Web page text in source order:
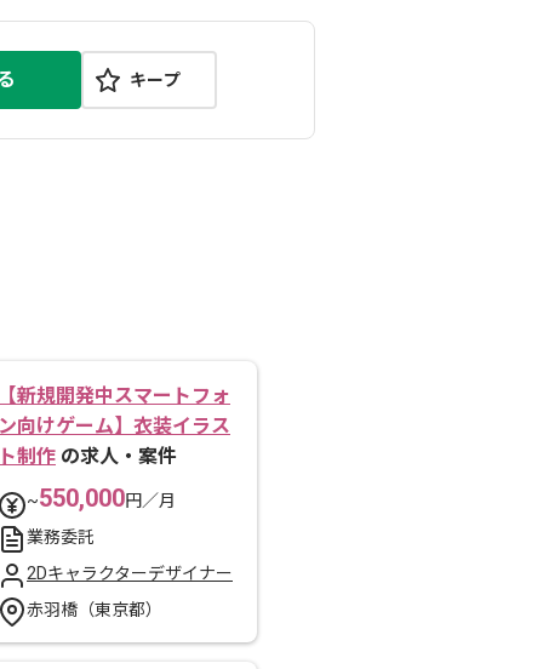
キープ
新規開発中スマートフォ
向けゲーム】衣装イラス
制作 の求人・案件
~550,000円／月
業務委託
2Dキャラクターデザイナー
赤羽橋（東京都）